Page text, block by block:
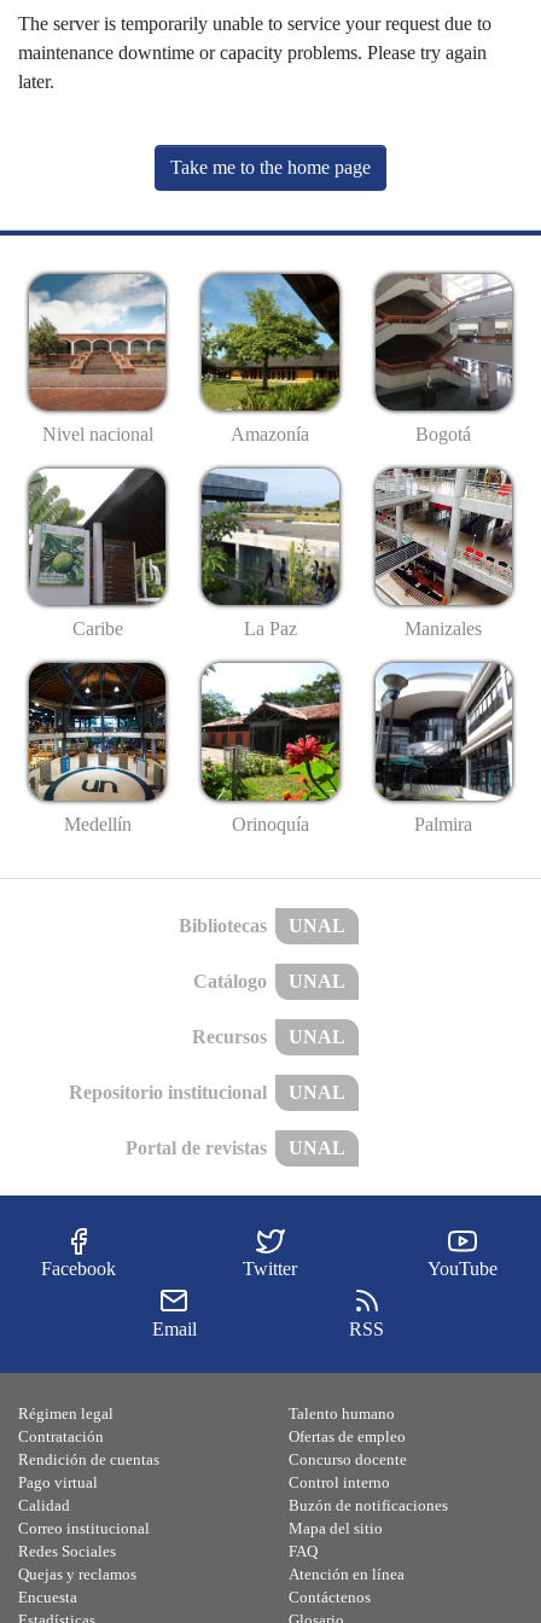
The server is temporarily unable to service your request due to
maintenance downtime or capacity problems. Please try again
later.
Take me to the home page
Nivel nacional Amazonía Bogotá
Caribe La Paz Manizales
Medellín Orinoquía Palmira
Bibliotecas UNAL
Catálogo UNAL
Recursos UNAL
Repositorio institucional UNAL
Portal de revistas UNAL
Facebook Twitter YouTube
Email RSS
Régimen legal
Contratación
Rendición de cuentas
Pago virtual
Calidad
Talento humano
Ofertas de empleo
Concurso docente
Control interno
Buzón de notificaciones
Correo institucional
Redes Sociales
Quejas y reclamos
Encuesta
Mapa del sitio
FAQ
Atención en línea
Contáctenos